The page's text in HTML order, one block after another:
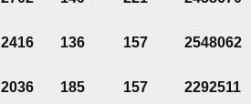
2416 136 157 2548062
2036 185 157 2292511